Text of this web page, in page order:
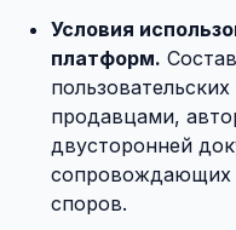
Условия
платформ.
продавцами,
двусторонней
сопровождающих
споров.